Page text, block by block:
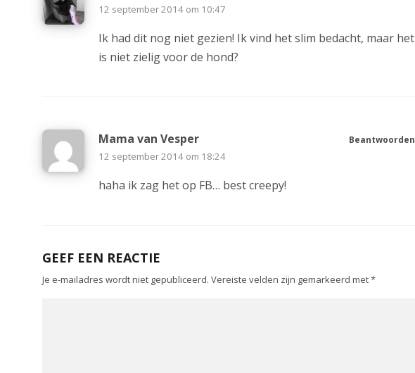
12 september 2014 om 10:47
Ik had dit nog niet gezien! Ik vind het slim bedacht, maar het
is niet zielig voor de hond?
Mama van Vesper
12 september 2014 om 18:24
haha ik zag het op FB… best creepy!
Beantwoorden
GEEF EEN REACTIE
Je e-mailadres wordt niet gepubliceerd. Vereiste velden zijn gemarkeerd met*